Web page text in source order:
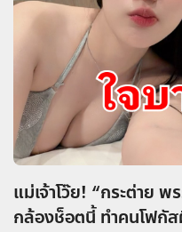
แม่เจ้าโว๊ย! “กระต่าย
กล้องช็อตนี้ ทำคนโฟกั